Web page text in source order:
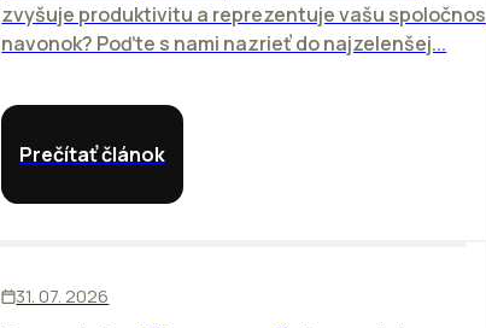
zvyšuje produktivitu a reprezentuje vašu spoločnosť
navonok? Poďte s nami nazrieť do najzelenšej...
Prečítať článok
31. 07. 2026